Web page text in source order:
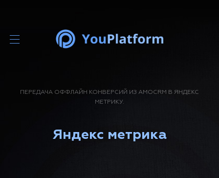
ПЕРЕДАЧА ОФФЛАЙН КОНВЕРСИЙ ИЗ AMOCRM В ЯНДЕКС
МЕТРИКУ.
Яндекс метрика